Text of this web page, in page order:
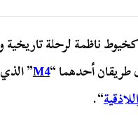
ناظمة لرحلة تاريخية
طريقان أحدهما “M4
”
اللاذقية“.